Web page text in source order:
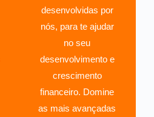
desenvolvidas por
nós, para te ajudar
no seu
desenvolvimento e
crescimento
financeiro. Domine
as mais avançadas